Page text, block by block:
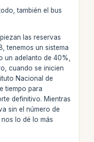
también el bus
las reservas
tenemos un sistema
un adelanto de 40%,
cuando se inicien
Nacional de
tiempo para
definitivo. Mientras
sin el número de
lo dé lo más